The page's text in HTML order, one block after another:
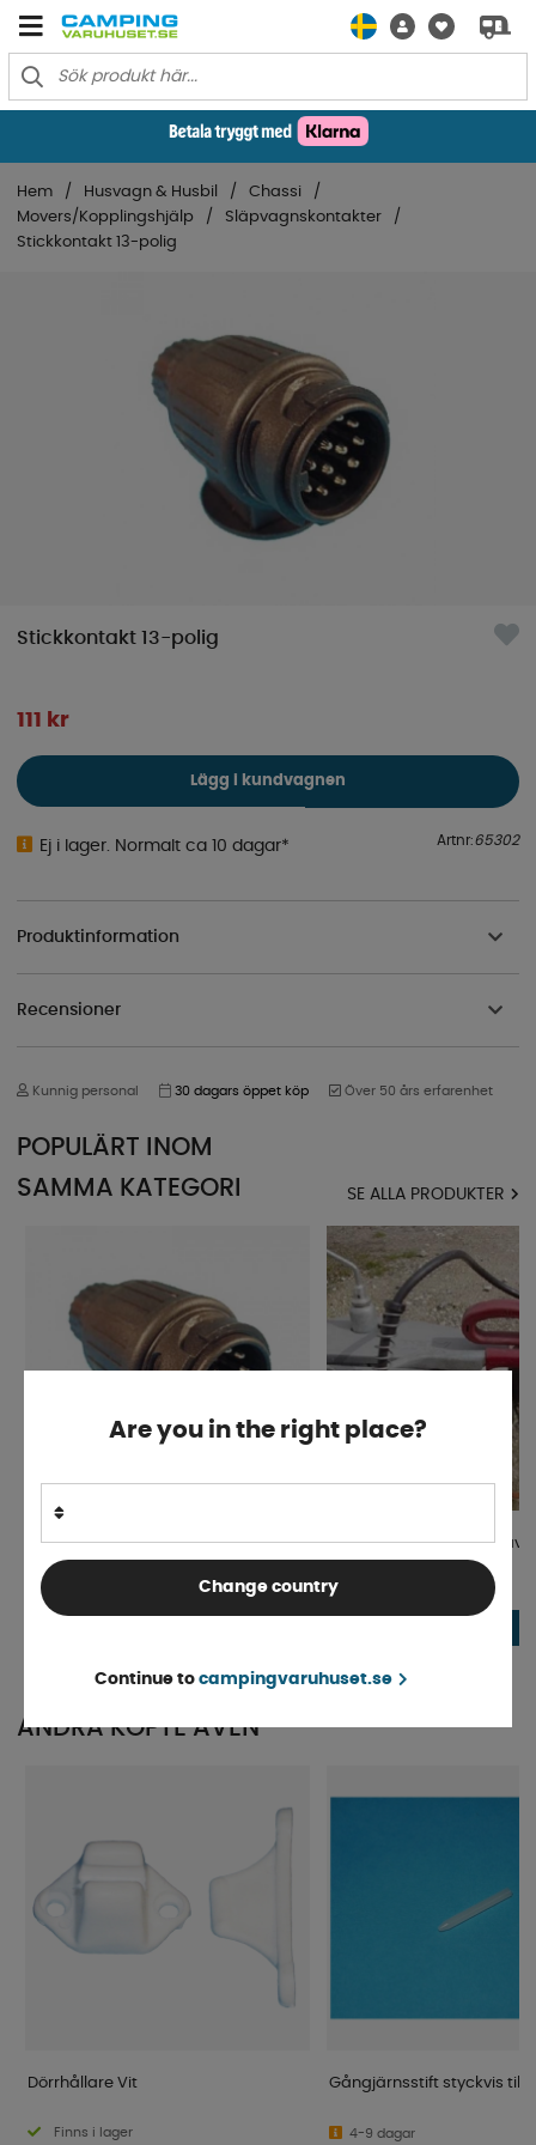
Hem Husvagn & Husbil
Chassi
Movers/Kopplingshjälp
Släpvagnskontakter
Stickkontakt 13-polig
Stickkontakt 13-polig
111 kr
Lägg i kundvagnen
Ej i lager. Normalt ca 10 dagar* Artnr:65302
Produktinformation
Recensioner
Kunnig personal 30 dagars öppet köp Över 50 års erfarenhet
POPULÄRT INOM
SAMMA KATEGORI
SE ALLA PRODUKTER
Stickkontakt 13-polig Trailerspring för skydd av
ANDRA KÖPTE ÄVEN
Dörrhållare Vit
Finns i lager
Gångjärnsstift styckvis till
4-9 dagar
Are you in the right place?
Change country
Continue to campingvaruhuset.se